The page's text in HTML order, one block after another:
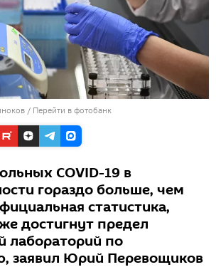
/ Перейти в фотобанк
COVID-19 в
гораздо больше, чем
статистика,
достигнут предел
лабораторий по
заявил Юрий Перевощиков